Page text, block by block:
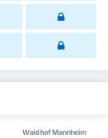
Waldhof Mannheim